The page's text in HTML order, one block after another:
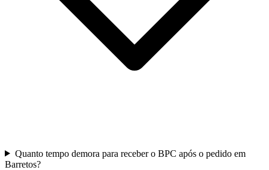
Quanto tempo demora para receber o BPC após o pedido em
Barretos?